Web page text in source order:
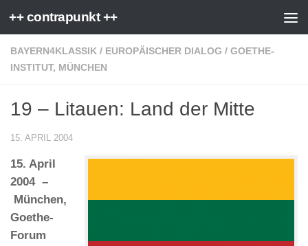
Zum Inhalt springen
++ contrapunkt ++
BAYERN4KLASSIK / EUROPÄISCHER DIALOG / GOETHE-
INSTITUT, MÜNCHEN
19 – Litauen: Land der Mitte
15. APRIL 2004
15. April
2004 –
München,
Goethe-
Forum